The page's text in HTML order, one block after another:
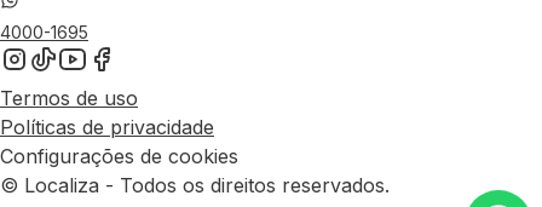
4000-1695
Termos de uso
Políticas de privacidade
Configurações de cookies
© Localiza - Todos os direitos reservados.